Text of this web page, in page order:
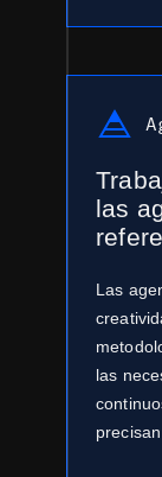
las
Las
las